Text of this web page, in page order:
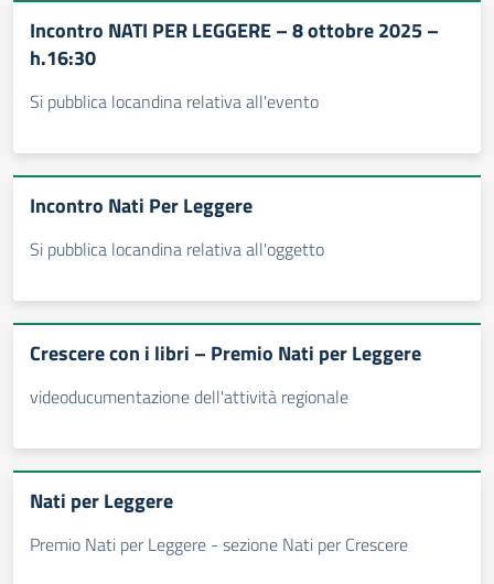
Incontro NATI PER LEGGERE – 8 ottobre 2025 –
h.16:30
Si pubblica locandina relativa all'evento
Incontro Nati Per Leggere
Si pubblica locandina relativa all'oggetto
Crescere con i libri – Premio Nati per Leggere
videoducumentazione dell'attività regionale
Nati per Leggere
Premio Nati per Leggere - sezione Nati per Crescere